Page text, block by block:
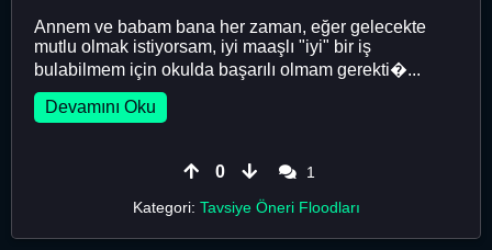
Annem ve babam bana her zaman, eğer gelecekte
mutlu olmak istiyorsam, iyi maaşlı "iyi" bir iş
bulabilmem için okulda başarılı olmam gerekti�...
Devamını Oku
0
1
Kategori: Tavsiye Öneri Floodları